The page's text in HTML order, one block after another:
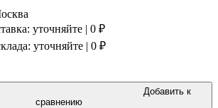
уточняйте | 0 ₽
уточняйте | 0 ₽
Добавить к
сравнению